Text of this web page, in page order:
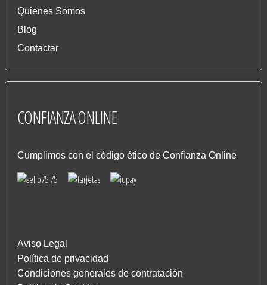
Quienes Somos
Blog
Contactar
CONFIANZAONLINE
Cumplimos con el código ético de Confianza Online
Aviso Legal
Política de privacidad
Condiciones generales de contratación